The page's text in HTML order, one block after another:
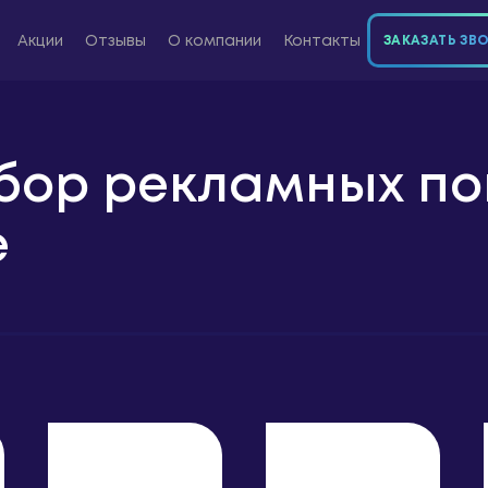
Акции Отзывы О компании Контакты ЗАКАЗАТЬ
рекламных